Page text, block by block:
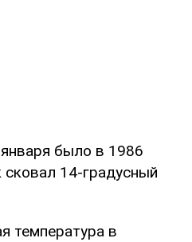
было в 1986
14-градусный
температура в